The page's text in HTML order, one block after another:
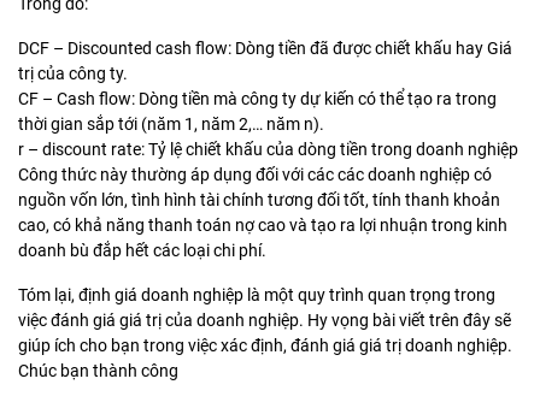
DCF – Discounted cash flow: Dòng tiền đã được chiết khấu hay Giá
trị của công ty.
CF – Cash flow: Dòng tiền mà công ty dự kiến có thể tạo ra trong
thời gian sắp tới (năm 1, năm 2,… năm n).
r – discount rate: Tỷ lệ chiết khấu của dòng tiền trong doanh nghiệp
Công thức này thường áp dụng đối với các các doanh nghiệp có
nguồn vốn lớn, tình hình tài chính tương đối tốt, tính thanh khoản
cao, có khả năng thanh toán nợ cao và tạo ra lợi nhuận trong kinh
doanh bù đắp hết các loại chi phí.
Tóm lại, định giá doanh nghiệp là một quy trình quan trọng trong
việc đánh giá giá trị của doanh nghiệp. Hy vọng bài viết trên đây sẽ
giúp ích cho bạn trong việc xác định, đánh giá giá trị doanh nghiệp.
Chúc bạn thành công